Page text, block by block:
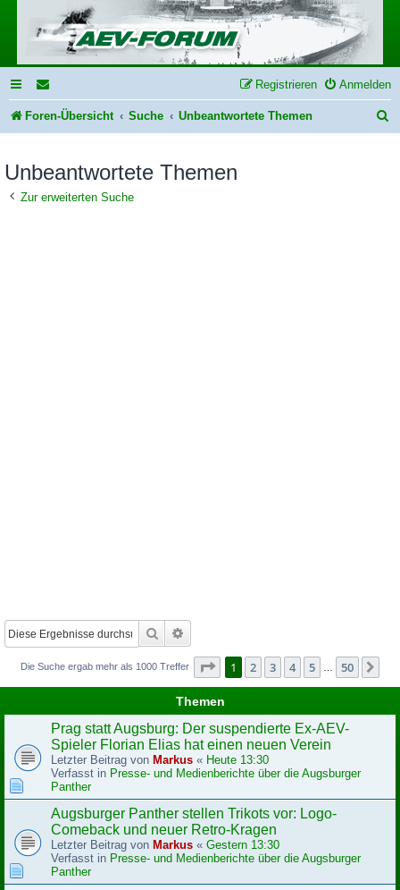
Anmelden
Registrieren
Foren-Übersicht Suche Unbeantwortete Themen
Unbeantwortete Themen
Zur erweiterten Suche
Suche
Die Suche ergab mehr als 1000 Treffer Seite 1von 50
1 2 3 4 5 50
Themen
Prag statt Augsburg: Der suspendierte Ex-AEV-
Spieler Florian Elias hat einen neuen Verein
Letzter Beitrag von Markus « Heute 13:30
Verfasst in Presse- und Medienberichte über die Augsburger
Panther
Augsburger Panther stellen Trikots vor: Logo-
Comeback und neuer Retro-Kragen
Letzter Beitrag von Markus « Gestern 13:30
Verfasst in Presse- und Medienberichte über die Augsburger
Panther